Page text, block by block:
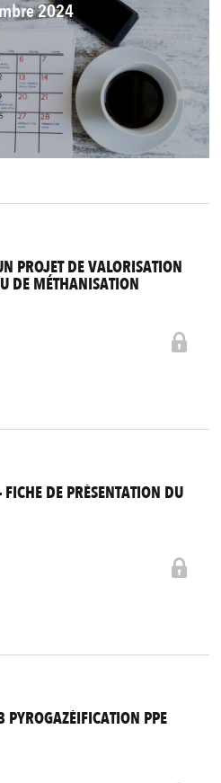
2024
PROJET DE VALORISATION
DE MÉTHANISATION
DE PRÉSENTATION DU
PYROGAZÉIFICATION PPE